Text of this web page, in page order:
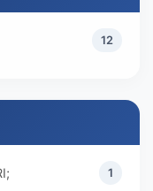
12
1